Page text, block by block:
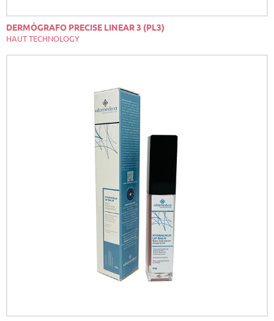
DERMÓGRAFO PRECISE LINEAR 3 (PL3)
HAUT TECHNOLOGY